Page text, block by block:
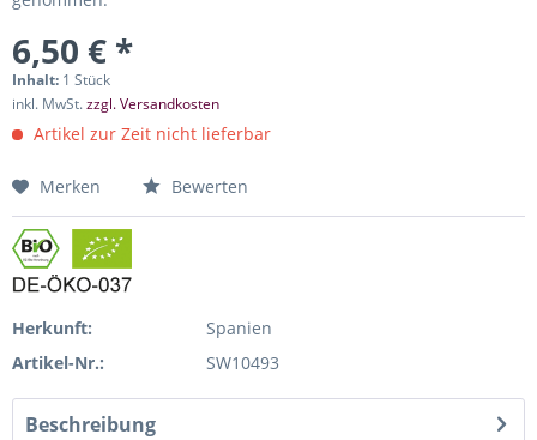
6,50 € *
Inhalt: 1 Stück
inkl. MwSt.zzgl. Versandkosten
Artikel zur Zeit nicht lieferbar
Merken Bewerten
Herkunft:
Spanien
Artikel-Nr.:
SW10493
Beschreibung